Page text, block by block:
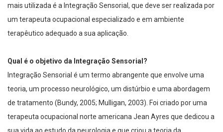
mais utilizada é a Integração Sensorial, que deve ser realizada por
um terapeuta ocupacional especializado e em ambiente
terapêutico adequado a sua aplicação.
Qual é o objetivo da Integração Sensorial?
Integração Sensorial é um termo abrangente que envolve uma
teoria, um processo neurológico, um distúrbio e uma abordagem
de tratamento (Bundy, 2005; Mulligan, 2003). Foi criado por uma
terapeuta ocupacional norte americana Jean Ayres que dedicou a
sua vida ao estudo da neurologia e que criou a teoria da